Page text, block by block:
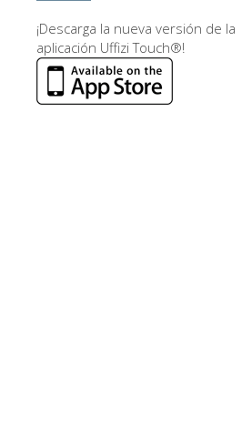
¡Descarga la nueva versión de la
aplicación Uffizi Touch®!